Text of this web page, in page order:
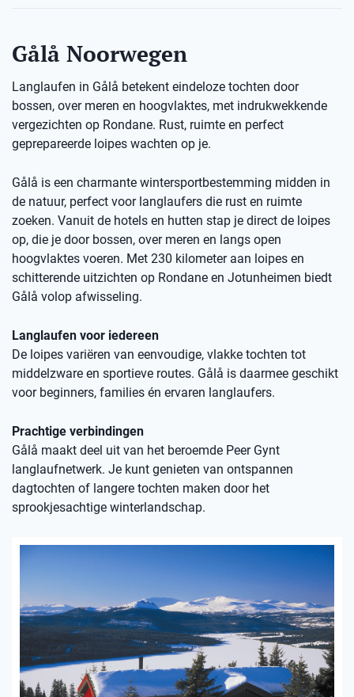
Gålå Noorwegen
Langlaufen in Gålå betekent eindeloze tochten door
bossen, over meren en hoogvlaktes, met indrukwekkende
vergezichten op Rondane. Rust, ruimte en perfect
geprepareerde loipes wachten op je.
Gålå is een charmante wintersportbestemming midden in
de natuur, perfect voor langlaufers die rust en ruimte
zoeken. Vanuit de hotels en hutten stap je direct de loipes
op, die je door bossen, over meren en langs open
hoogvlaktes voeren. Met 230 kilometer aan loipes en
schitterende uitzichten op Rondane en Jotunheimen biedt
Gålå volop afwisseling.
Langlaufen voor iedereen
De loipes variëren van eenvoudige, vlakke tochten tot
middelzware en sportieve routes. Gålå is daarmee geschikt
voor beginners, families én ervaren langlaufers.
Prachtige verbindingen
Gålå maakt deel uit van het beroemde Peer Gynt
langlaufnetwerk. Je kunt genieten van ontspannen
dagtochten of langere tochten maken door het
sprookjesachtige winterlandschap.